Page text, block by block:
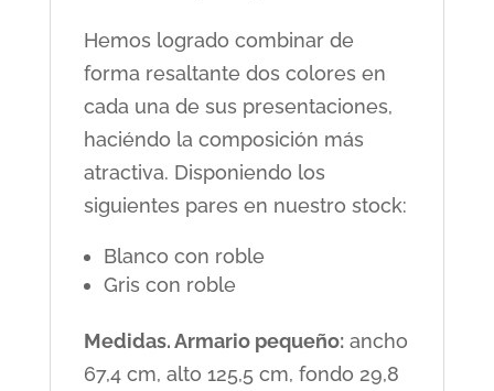
Hemos logrado combinar de
forma resaltante dos colores en
cada una de sus presentaciones,
haciéndo la composición más
atractiva. Disponiendo los
siguientes pares en nuestro stock:
Blanco con roble
Gris con roble
Medidas. Armario pequeño:ancho
67,4 cm, alto 125,5 cm, fondo 29,8